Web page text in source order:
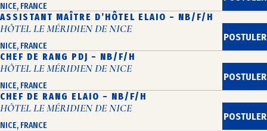
NICE, FRANCE
ASSISTANT MAÎTRE D’HÔTEL ELAIO – NB/F/H
HÔTEL LE MÉRIDIEN DE NICE
NICE, FRANCE
POSTULER
CHEF DE RANG PDJ – NB/F/H
HÔTEL LE MÉRIDIEN DE NICE
NICE, FRANCE
POSTULER
CHEF DE RANG ELAIO – NB/F/H
HÔTEL LE MÉRIDIEN DE NICE
NICE, FRANCE
POSTULER